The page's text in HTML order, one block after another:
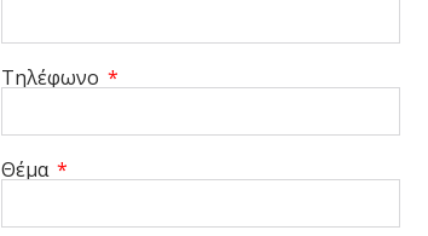
Τηλέφωνο
Θέμα